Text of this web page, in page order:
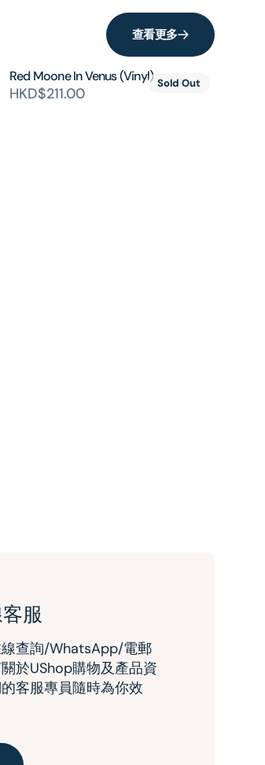
查看更多
Red Moone In Venus (Vinyl)
HKD$211.00
Sold Out
服
查詢/WhatsApp/電郵
於UShop購物及產品資
客服專員隨時為你效